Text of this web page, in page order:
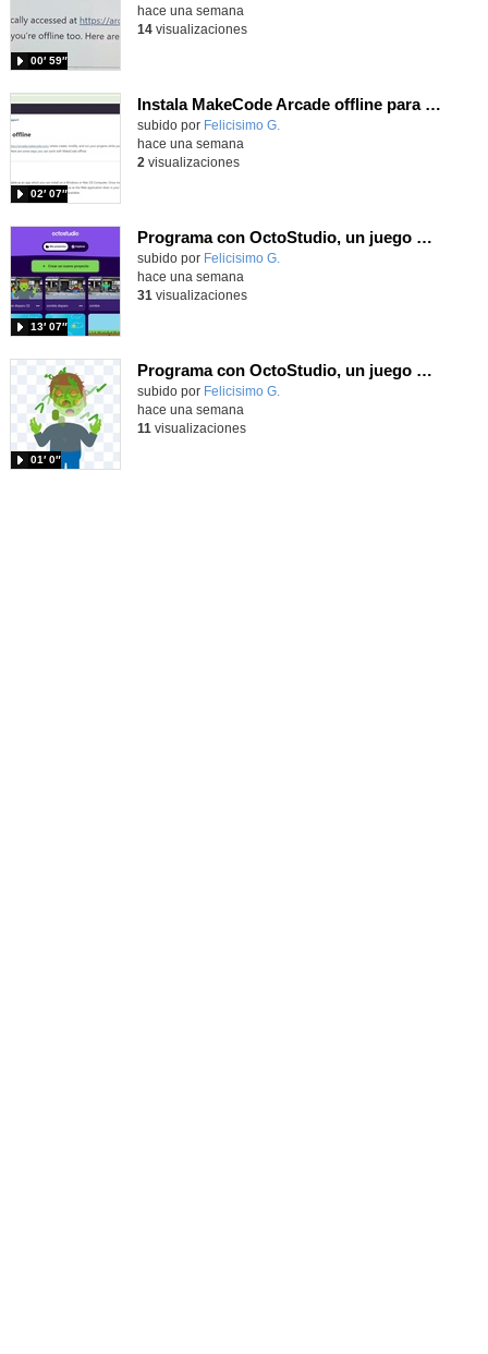
00′ 59″
hace una semana
14visualizaciones
Instala MakeCode Arcade offline para programar grandes juegos sin necesidad de Internet
Contenido educativo.
subido por Felicisimo G.
02′ 07″
hace una semana
2 visualizaciones
Programa con OctoStudio, un juego de disparos contra Zombies con un cargador basado en el House of the dead
Contenido educativo.
subido por Felicisimo G.
13′ 07″
hace una semana
31 visualizaciones
Programa con OctoStudio, un juego homenajeando al House of the dead con Zombies
Contenido educativo.
subido por Felicisimo G.
01′ 0″
hace una semana
11 visualizaciones